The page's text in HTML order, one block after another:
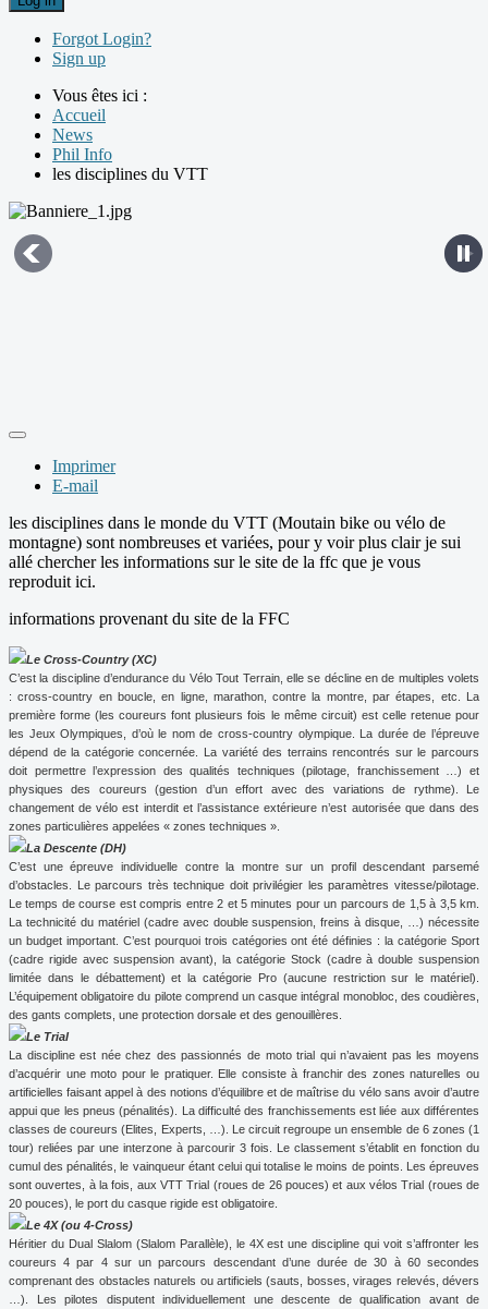
Forgot Login?
Sign up
Vous êtes ici :
Accueil
News
Phil Info
les disciplines du VTT
Imprimer
E-mail
les disciplines dans le monde du VTT (Moutain bike ou vélo de
montagne) sont nombreuses et variées, pour y voir plus clair je sui
allé chercher les informations sur le site de la ffc que je vous
reproduit ici.
informations provenant du site de la FFC
Le Cross-Country (XC)
C’est la discipline d’endurance du Vélo Tout Terrain, elle se décline en de multiples volets
: cross-country en boucle, en ligne, marathon, contre la montre, par étapes, etc. La
première forme (les coureurs font plusieurs fois le même circuit) est celle retenue pour
les Jeux Olympiques, d’où le nom de cross-country olympique. La durée de l’épreuve
dépend de la catégorie concernée. La variété des terrains rencontrés sur le parcours
doit permettre l’expression des qualités techniques (pilotage, franchissement …) et
physiques des coureurs (gestion d’un effort avec des variations de rythme). Le
changement de vélo est interdit et l’assistance extérieure n’est autorisée que dans des
zones particulières appelées « zones techniques ».
La Descente (DH)
C’est une épreuve individuelle contre la montre sur un profil descendant parsemé
d’obstacles. Le parcours très technique doit privilégier les paramètres vitesse/pilotage.
Le temps de course est compris entre 2 et 5 minutes pour un parcours de 1,5 à 3,5 km
La technicité du matériel (cadre avec double suspension, freins à disque, …) nécessite
un budget important. C’est pourquoi trois catégories ont été définies :la catégorie Sport
(cadre rigide avec suspension avant),la catégorie Stock (cadre à double suspension
limitée dans le débattement) etla catégorie Pro(aucune restriction sur le matériel).
L’équipement obligatoire du pilote comprend un casque intégral monobloc, des coudières,
des gants complets, une protection dorsale et des genouillères.
Le Trial
La discipline est née chez des passionnés de moto trial qui n’avaient pas les moyens
d’acquérir une moto pour le pratiquer. Elle consiste à franchir des zones naturelles ou
artificielles faisant appel à des notions d’équilibre et de maîtrise du vélo sans avoir d’autre
appui que les pneus (pénalités). La difficulté des franchissements est liée aux différentes
classes de coureurs (Elites, Experts, …). Le circuit regroupe un ensemble de 6 zones (1
tour) reliées par une interzone à parcourir 3 fois. Le classement s’établit en fonction du
cumul des pénalités, le vainqueur étant celui qui totalise le moins de points. Les épreuves
sont ouvertes, à la fois, aux VTT Trial (roues de 26 pouces) et aux vélos Trial (roues de
20 pouces), le port du casque rigide est obligatoire.
Le 4X (ou 4-Cross)
Héritier du Dual Slalom (Slalom Parallèle), le 4X est une discipline qui voit s’affronter les
coureurs 4 par 4 sur un parcours descendant d’une durée de 30 à 60 secondes
comprenant des obstacles naturels ou artificiels (sauts, bosses, virages relevés, dévers
…). Les pilotes disputent individuellement une descente de qualification avant de